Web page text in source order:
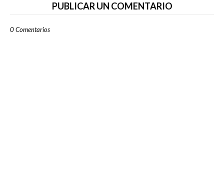
PUBLICAR UN COMENTARIO
0 Comentarios